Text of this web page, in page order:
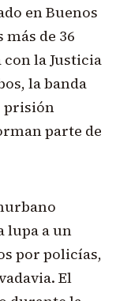
en Buenos
de 36
la Justicia
la banda
prisión
parte de
lupa a un
por policías,
El